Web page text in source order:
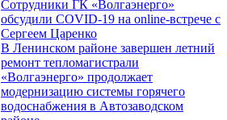
Сотрудники ГК «Волгаэнерго»
обсудили COVID-19 на online-встрече с
Сергеем Царенко
В Ленинском районе завершен летний
ремонт тепломагистрали
«Волгаэнерго» продолжает
модернизацию системы горячего
водоснабжения в Автозаводском